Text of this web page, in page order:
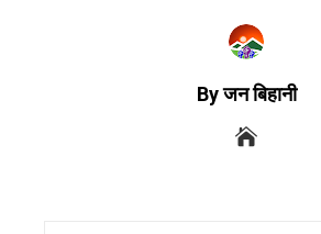
By जन बिहानी